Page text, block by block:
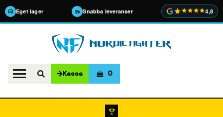
Eget lager Snabba leveranser 4,8
Kassa 0